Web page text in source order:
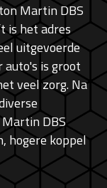
Martin DBS
is het adres
uitgevoerde
auto's is groot
veel zorg. Na
DBS
hogere koppel